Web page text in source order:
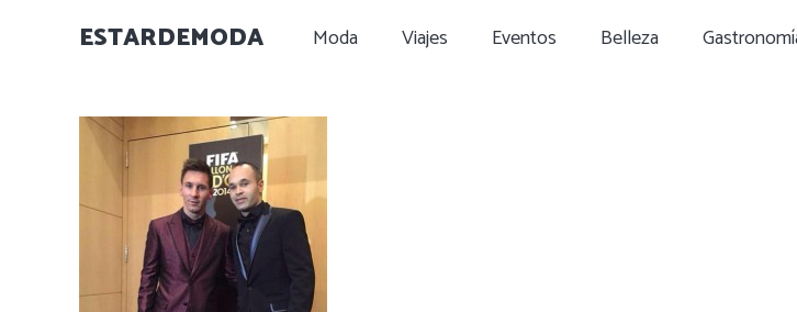
ESTARDEMODA Moda Viajes Eventos Belleza